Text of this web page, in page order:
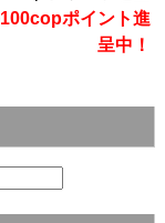
ポイント進
呈中！